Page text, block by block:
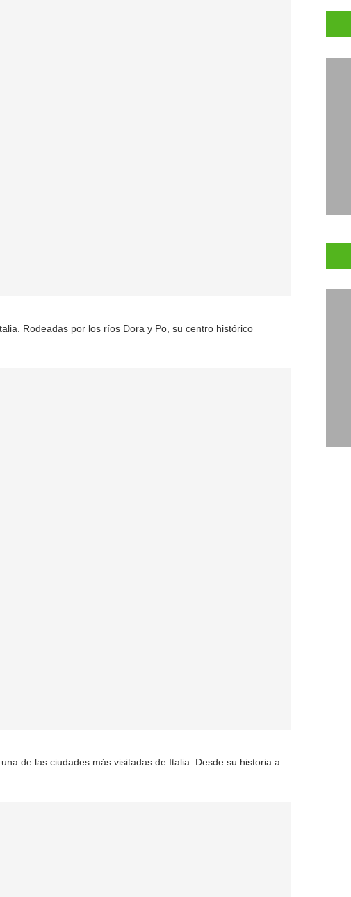
Rodeadas por los ríos Dora y Po, su centro histórico
de las ciudades más visitadas de Italia. Desde su historia a